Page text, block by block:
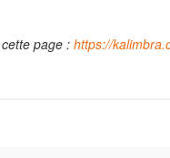
page : https://